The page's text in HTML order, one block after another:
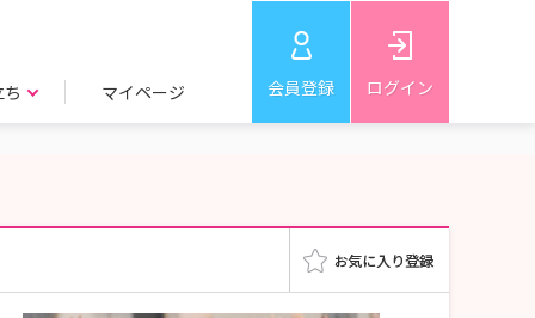
マイページ 会員登録 ログイン